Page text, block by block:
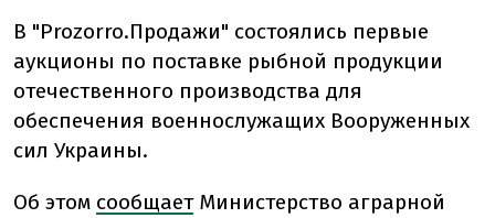
В "Prozorro.Продажи" состоялись первые
аукционы по поставке рыбной продукции
отечественного производства для
обеспечения военнослужащих Вооруженных
сил Украины.
Об этом сообщает Министерство аграрной